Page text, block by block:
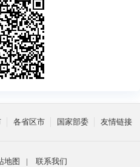
各省区市 国家部委 友情链接
地图 |
联系我们